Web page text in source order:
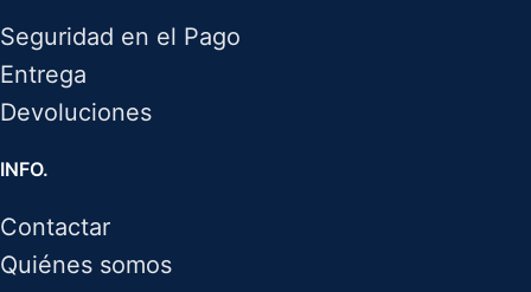
Seguridad en el Pago
Entrega
Devoluciones
INFO.
Contactar
Quiénes somos